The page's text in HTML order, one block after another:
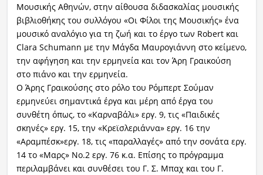
Μουσικής Αθηνών, στην αίθουσα διδασκαλίας μουσικής
βιβλιοθήκης του συλλόγου «Οι Φίλοι της Μουσικής» ένα
μουσικό αναλόγιο για τη ζωή και το έργο των Robert και
Clara Schumann με την Μάγδα Μαυρογιάννη στο κείμενο,
την αφήγηση και την ερμηνεία και τον Άρη Γραικούση
στο πιάνο και την ερμηνεία.
Ο Άρης Γραικούσης στο ρόλο του Ρόμπερτ Σούμαν
ερμηνεύει σημαντικά έργα και μέρη από έργα του
συνθέτη όπως, το «Καρναβάλι» εργ. 9, τις «Παιδικές
σκηνές» εργ. 15, την «Κρεϊσλεριάννα» εργ. 16 την
«Αραμπέσκ»εργ. 18, τις «παραλλαγές» από την σονάτα εργ.
14 το «Μαρς» Νο.2 εργ. 76 κ.α. Επίσης το πρόγραμμα
περιλαμβάνει και συνθέσει του Γ. Σ. Μπαχ και του Γ.